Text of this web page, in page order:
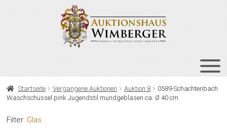
HOME
Startseite Vergangene Auktionen Auktion 8
0589-Schachtenbach
Waschschüssel pink Jugendstil mundgeblasen ca. Ø 40 cm
Filter: Glas